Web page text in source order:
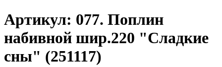
Артикул: 077. Поплин
набивной шир.220 "Сладкие
сны" (251117)